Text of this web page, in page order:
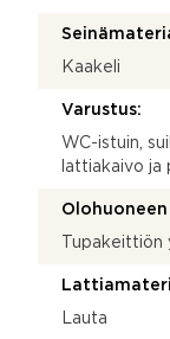
Kaakeli
Varustus:
WC-istuin,
lattiakaivo ja
Tupakeittiön
Lauta